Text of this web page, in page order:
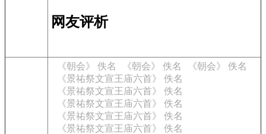
网友评析
《朝会》 佚名 《朝会》 佚名
《朝会》 佚名
《景祐祭文宣王庙六首》 佚名
《景祐祭文宣王庙六首》 佚名
《景祐祭文宣王庙六首》 佚名
《景祐祭文宣王庙六首》 佚名
《景祐祭文宣王庙六首》 佚名